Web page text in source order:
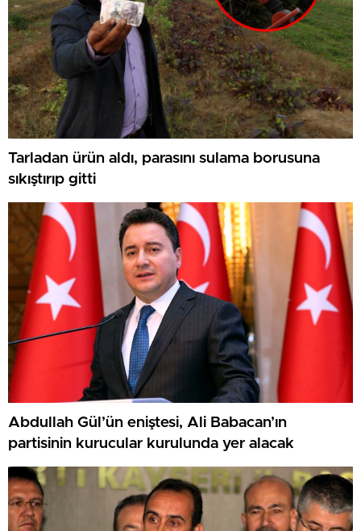
Tarladan ürün aldı, parasını sulama borusuna
sıkıştırıp gitti
Abdullah Gül’ün eniştesi, Ali Babacan’ın
partisinin kurucular kurulunda yer alacak